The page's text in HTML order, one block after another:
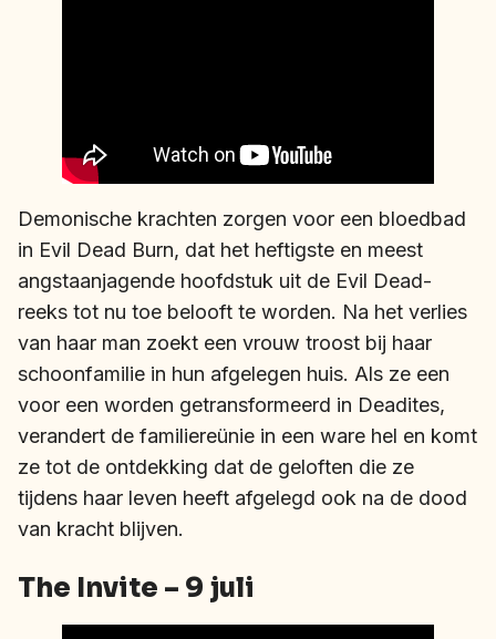
Demonische krachten zorgen voor een bloedbad
in Evil Dead Burn, dat het heftigste en meest
angstaanjagende hoofdstuk uit de Evil Dead-
reeks tot nu toe belooft te worden. Na het verlies
van haar man zoekt een vrouw troost bij haar
schoonfamilie in hun afgelegen huis. Als ze een
voor een worden getransformeerd in Deadites,
verandert de familiereünie in een ware hel en komt
ze tot de ontdekking dat de geloften die ze
tijdens haar leven heeft afgelegd ook na de dood
van kracht blijven.
The Invite – 9 juli